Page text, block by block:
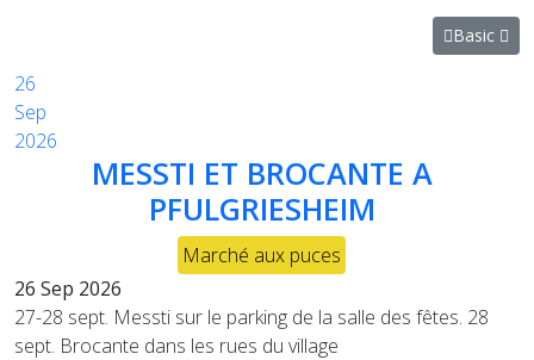
Basic
26
Sep
2026
MESSTI ET BROCANTE A
PFULGRIESHEIM
Marché aux puces
26 Sep 2026
27-28 sept. Messti sur le parking de la salle des fêtes. 28
sept. Brocante dans les rues du village